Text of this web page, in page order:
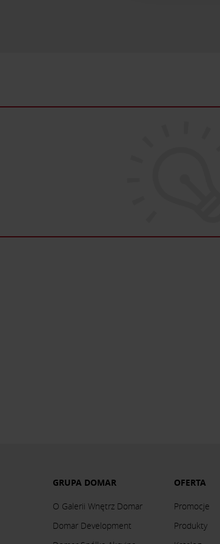
uzyskanymi
GRUPA DOMAR
O Galerii Wnętrz Domar
Domar Development
OFERTA
Promocje
Produkty